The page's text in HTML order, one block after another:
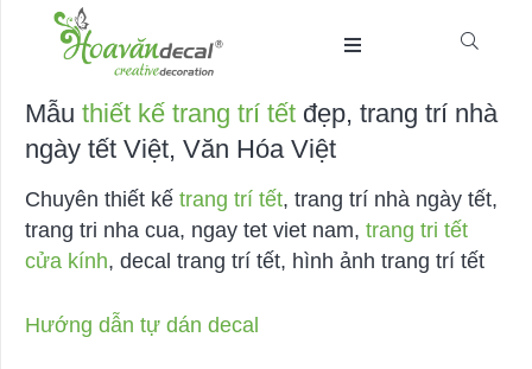
Mẫu thiết kế trang trí tết đẹp, trang trí nhà
ngày tết Việt, Văn Hóa Việt
Chuyên thiết kế trang trí tết, trang trí nhà ngày tết,
trang tri nha cua, ngay tet viet nam, trang tri tết
cửa kính, decal trang trí tết, hình ảnh trang trí tết
Hướng dẫn tự dán decal